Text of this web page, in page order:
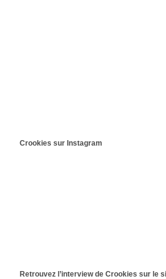
Crookies sur Instagram
Retrouvez l’interview de Crookies sur le